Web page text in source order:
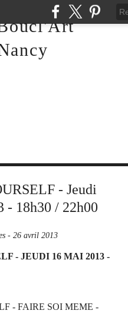
- 26 avril 2013
- JEUDI 16 MAI 2013 -
- FAIRE SOI MEME -